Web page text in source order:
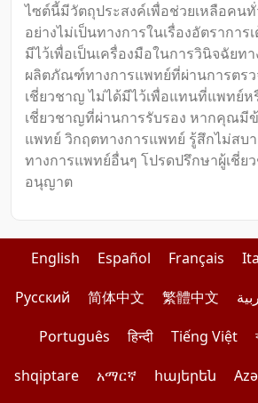
ไซต์นี้มีวัตถุประสงค์เพื่อช่วยเหลือคน
อย่างไม่เป็นทางการในเรื่องอัตราการ
มีไว้เพื่อเป็นเครื่องมือในการวินิจฉัยท
ผลิตภัณฑ์ทางการแพทย์ที่ผ่านการตรว
เชี่ยวชาญ ไม่ได้มีไว้เพื่อแทนที่แพทย์
เชี่ยวชาญที่ผ่านการรับรอง หากคุณมี
แพทย์ วิกฤตทางการแพทย์ รู้สึกไม่สบ
ทางการแพทย์อื่นๆ โปรดปรึกษาผู้เชี่ย
อนุญาต
English Español Français
Pусский
简体中文 繁體中文
Português
हिन्दी Tiếng Việt
shqiptare
አማርኛ հայերեն